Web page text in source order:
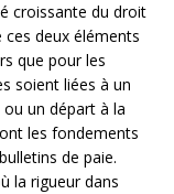
croissante du droit
deux éléments
que pour les
soient liées à un
un départ à la
les fondements
de paie.
la rigueur dans